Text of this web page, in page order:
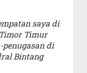
saya di
Timur
penugasan di
Bintang